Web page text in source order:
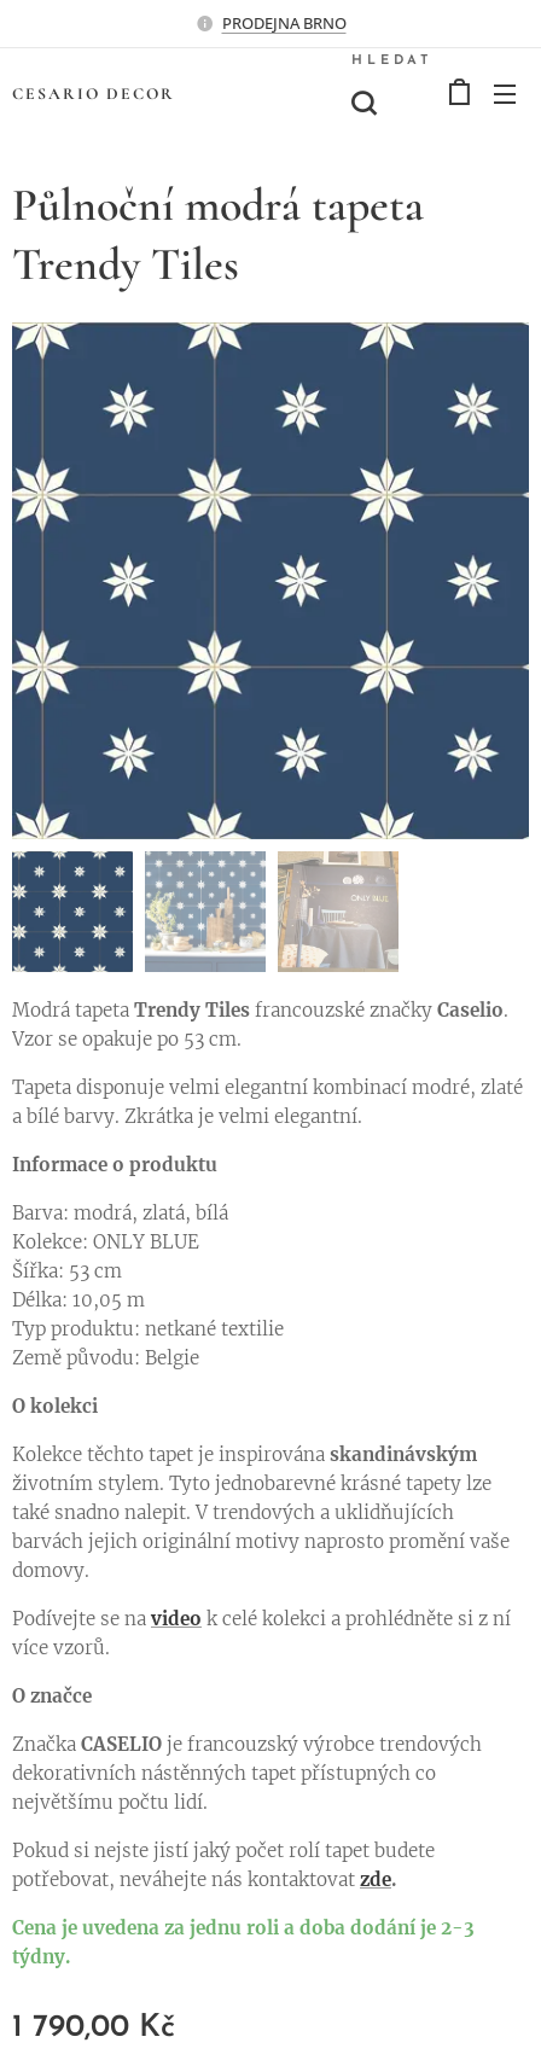
PRODEJNA BRNO
CESARIO DECOR
HLEDAT
Půlnoční modrá tapeta
Trendy Tiles
Vzorník francouzských tapet se vzorem kolekce ONLY BLUE
Modrá tapeta Trendy Tiles francouzské značky Caselio.
Vzor se opakuje po 53 cm.
Tapeta disponuje velmi elegantní kombinací modré, zlaté
a bílé barvy. Zkrátka je velmi elegantní.
Informace o produktu
Barva: modrá, zlatá, bílá
Kolekce: ONLY BLUE
Šířka: 53 cm
Délka: 10,05 m
Typ produktu: netkané textilie
Země původu: Belgie
O kolekci
Kolekce těchto tapet je inspirována skandinávským
životním stylem. Tyto jednobarevné krásné tapety lze
také snadno nalepit. V trendových a uklidňujících
barvách jejich originální motivy naprosto promění vaše
domovy.
Podívejte se na video k celé kolekci a prohlédněte si z ní
více vzorů.
O značce
Značka CASELIO je francouzský výrobce trendových
dekorativních nástěnných tapet přístupných co
největšímu počtu lidí.
Pokud si nejste jistí jaký počet rolí tapet budete
potřebovat, neváhejte nás kontaktovat zde.
Cena je uvedena za jednu roli a doba dodání je 2-3
týdny.
1 790,00 Kč